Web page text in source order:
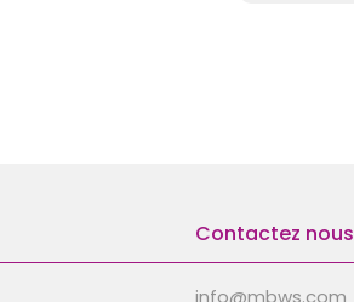
Contactez nous
info@mbws.com